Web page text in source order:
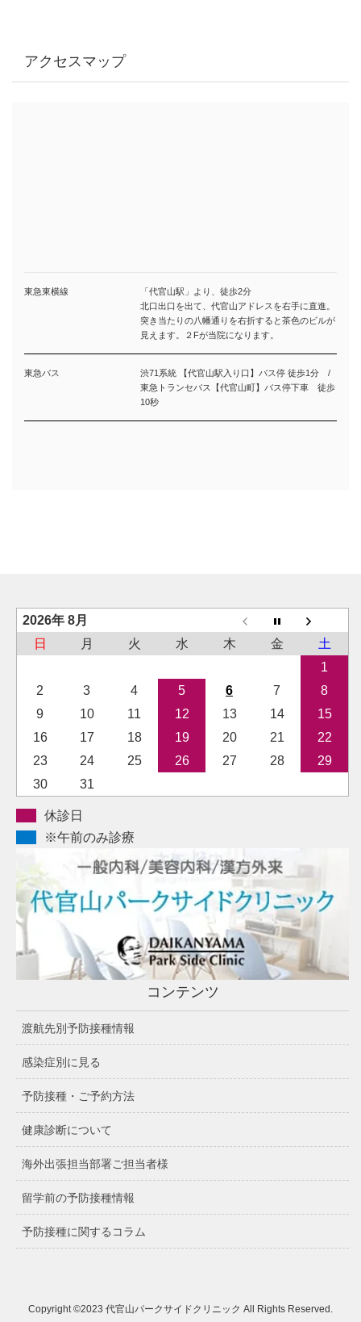
アクセスマップ
東急東横線
「代官山駅」より、徒歩2分
北口出口を出て、代官山アドレスを右手に直進。
突き当たりの八幡通りを右折すると茶色のビルが
見えます。２Fが当院になります。
東急バス
渋71系統 【代官山駅入り口】バス停 徒歩1分 /
東急トランセバス【代官山町】バス停下車 徒歩
10秒
2026年 8月
日
月 火 水 木 金
土
1
2
3 4 5 6 7
8
9
10 11 12 13 14
15
16
17 18 19 20 21
22
23
24 25 26 27 28
29
30
31
休診日
※午前のみ診療
コンテンツ
渡航先別予防接種情報
感染症別に見る
予防接種・ご予約方法
健康診断について
海外出張担当部署ご担当者様
留学前の予防接種情報
予防接種に関するコラム
Copyright ©2023 代官山パークサイドクリニック All Rights Reserved.